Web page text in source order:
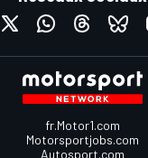
fr.Motor1.com
Motorsportjobs.com
Autosport.com